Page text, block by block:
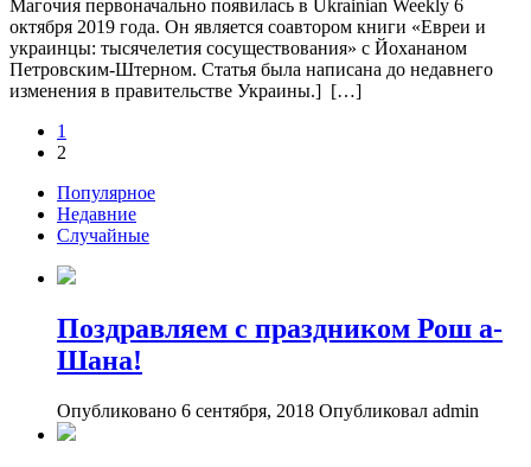
Магочия первоначально появилась в Ukrainian Weekly 6
октября 2019 года. Он является соавтором книги «Евреи и
украинцы: тысячелетия сосуществования» с Йохананом
Петровским-Штерном. Статья была написана до недавнего
изменения в правительстве Украины.] […]
1
2
Популярное
Недавние
Случайные
Поздравляем с праздником Рош а-
Шана!
Опубликовано 6 сентября, 2018 Опубликовал admin